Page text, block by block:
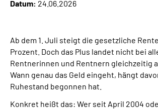
Datum: 24.06.2026
Ab dem 1. Juli steigt die gesetzliche
Prozent. Doch das Plus landet nicht bei
Rentnerinnen und Rentnern gleichzeitig
Wann genau das Geld eingeht, hängt
Ruhestand begonnen hat.
Konkret heißt das: Wer seit April 2004